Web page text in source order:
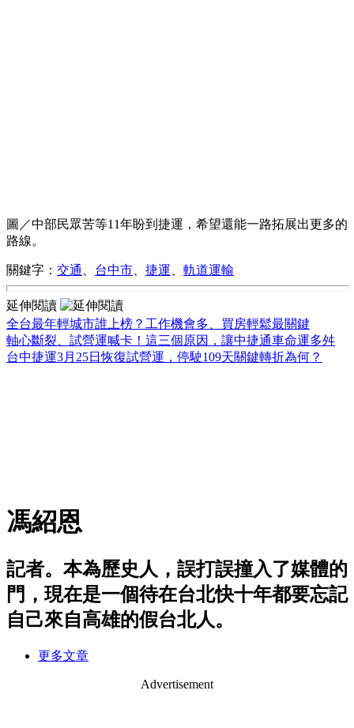
圖／中部民眾苦等11年盼到捷運，希望還能一路拓展出更多的
路線。
關鍵字： 交通 台中市 捷運 軌道運輸
延伸閱讀
全台最年輕城市誰上榜？工作機會多、買房輕鬆最關鍵
軸心斷裂、試營運喊卡！這三個原因，讓中捷通車命運多舛
台中捷運3月25日恢復試營運，停駛109天關鍵轉折為何？
馮紹恩
記者。本為歷史人，誤打誤撞入了媒體的
門，現在是一個待在台北快十年都要忘記
自己來自高雄的假台北人。
更多文章
Advertisement